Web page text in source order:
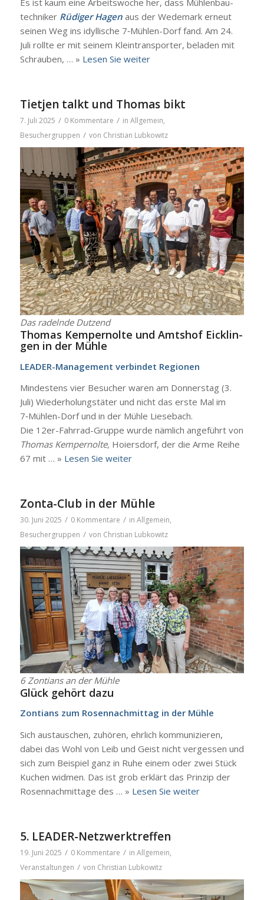
Es ist kaum eine Arbeits­wo­che her, dass Müh­len­bau­
tech­ni­ker Rüdi­ger Hagenaus der Wede­mark erneut
sei­nen Weg ins idyl­li­sche 7‑Müh­­len-Dorf fand. Am 24.
Juli roll­te er mit sei­nem Klein­trans­por­ter, bela­den mit
Schrau­ben, … » Lesen Sie wei­ter
Tietjen talkt und Thomas bikt
7. Juli 2025 / 0 Kommentare / in Allgemein,
Besuchergruppen / von Christian Lubkowitz
Das radeln­de Dut­zend
Tho­mas Kem­per­nol­te und Amts­hof Eick­lin­
gen in der Müh­le
LEA­­DER-Mana­ge­­ment ver­bin­det Regio­nen
Min­des­tens vier Besu­cher waren am Don­ners­tag (3.
Juli) Wie­der­ho­lungs­tä­ter und nicht das ers­te Mal im
7‑Müh­­len-Dorf und in der Müh­le Liesebach.
Die 12er-Fahr­rad-Grup­­pe wur­de näm­lich ange­führt von
Tho­mas Kem­per­nol­te, Hoiers­dorf, der die Arme Rei­he
67 mit … » Lesen Sie wei­ter
Zonta-Club in der Mühle
30. Juni 2025 / 0 Kommentare / in Allgemein,
Besuchergruppen / von Christian Lubkowitz
6 Zon­ti­ans an der Müh­le
Glück gehört dazu
Zon­ti­ans zum Rosen­nach­mit­tag in der Müh­le
Sich aus­tau­schen, zuhö­ren, ehr­lich kom­mu­ni­zie­ren,
dabei das Wohl von Leib und Geist nicht ver­ges­sen und
sich zum Bei­spiel ganz in Ruhe einem oder zwei Stück
Kuchen wid­men. Das ist grob erklärt das Prin­zip der
Rosen­nach­mit­ta­ge des … » Lesen Sie wei­ter
5. LEADER-Netzwerktreffen
19. Juni 2025 / 0 Kommentare / in Allgemein,
Veranstaltungen / von Christian Lubkowitz